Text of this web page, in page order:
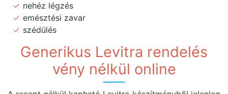
nehéz légzés
emésztési zavar
szédülés
Generikus Levitra rendelés
vény nélkül online